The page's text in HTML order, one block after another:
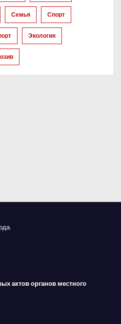
Семья Спорт
Экология
актов органов местного